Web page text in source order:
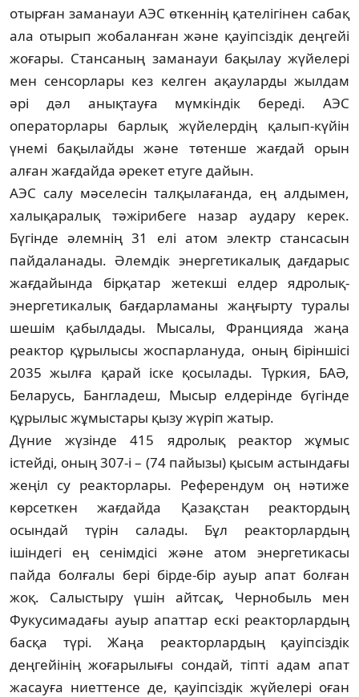
отырған заманауи АЭС өткеннің қателігінен сабақ
ала отырып жобаланған және қауіпсіздік деңгейі
жоғары. Стансаның заманауи бақылау жүйелері
мен сенсорлары кез кел­ген ақауларды жылдам
әрі дәл анықтауға мүмкіндік береді. АЭС
операторлары бар­лық жүйелердің қалып-күйін
үнемі бақы­лайды және төтенше жағдай орын
алған жағдайда әрекет етуге дайын.
АЭС салу мәселесін талқылағанда, ең алдымен,
халықаралық тәжірибеге назар аудару керек.
Бүгінде әлемнің 31 елі атом электр стансасын
пайдаланады. Әлемдік энергетикалық дағдарыс
жағдайында бірқатар жетекші елдер ядролық-
энер­гетикалық бағдарламаны жаңғырту туралы
шешім қабылдады. Мысалы, Францияда жаңа
реактор құрылысы жоспарлануда, оның біріншісі
2035 жылға қарай іске қосылады. Түркия, БАӘ,
Беларусь, Бангладеш, Мысыр елдерінде бүгінде
құрылыс жұмыстары қызу жүріп жатыр.
Дүние жүзінде 415 ядролық реактор жұмыс
істейді, оның 307-і – (74 пайызы) қысым астындағы
жеңіл су реакторлары. Референдум оң нәтиже
көрсеткен жағдайда Қазақстан реактордың
осындай түрін салады. Бұл реакторлардың
ішіндегі ең сенімдісі және атом энергетикасы
пайда болғалы бері бірде-бір ауыр апат болған
жоқ. Салыстыру үшін айтсақ, Чернобыль мен
Фукусимадағы ауыр апаттар ескі реакторлардың
басқа түрі. Жаңа реактор­лардың қауіпсіздік
деңгейінің жоғарылығы сондай, тіпті адам апат
жасауға ниеттенсе де, қауіпсіздік жүйелері оған